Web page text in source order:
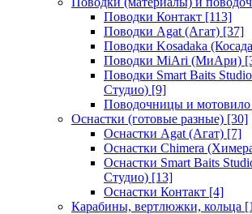
Поводки Контакт [113]
Поводки Agat (Агат) [37]
Поводки Kosadaka
Поводки MiAri (МиАри)
Поводки Smart Baits
Студио) [9]
Поводочницы и мотовило
Оснастки (готовые разные) [30]
Оснастки Agat (Агат) [7]
Оснастки Chimera
Оснастки Smart Baits
Студио) [13]
Оснастки Контакт [4]
Карабины, вертлюжки, кольца